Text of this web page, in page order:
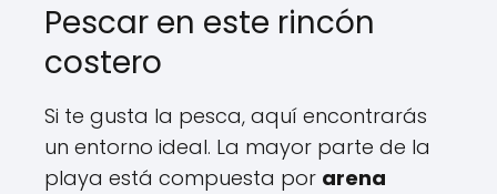
Pescar en este rincón
costero
Si te gusta la pesca, aquí encontrarás
un entorno ideal. La mayor parte de la
playa está compuesta por arena